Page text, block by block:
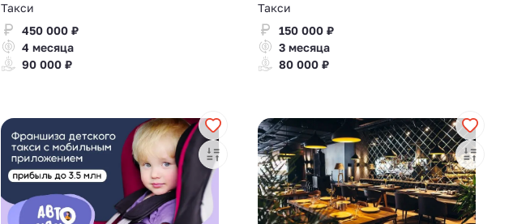
Такси
450 000 ₽
4 месяца
90 000 ₽
Такси
150 000 ₽
3 месяца
80 000 ₽